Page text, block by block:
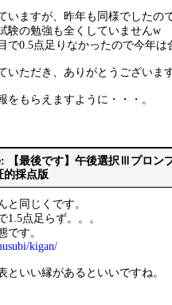
いますが、昨年も同様でしたの
験の勉強も全くしていませんw
で0.5点足りなかったので今年
いただき、ありがとうございま
をもらえますように・・・。
【最後です】午後選択Ⅲプロン
的採点版
と同じくです。
1.5点足らず。。。
です。
kigan/
といい縁があるといいですね。